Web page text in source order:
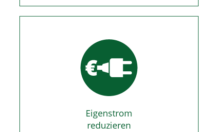
Eigenstrom
reduzieren